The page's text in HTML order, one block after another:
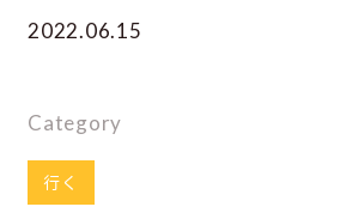
2022.06.15
Category
行く